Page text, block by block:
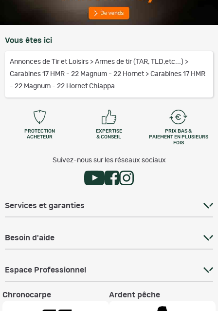
Vous êtes ici
Annonces de Tir et Loisirs > Armes de tir (TAR, TLD,etc...) >
Carabines 17 HMR - 22 Magnum - 22 Hornet > Carabines 17 HMR
- 22 Magnum - 22 Hornet Chiappa
PROTECTION
ACHETEUR
EXPERTISE
& CONSEIL
PRIX BAS &
PAIEMENT EN PLUSIEURS
FOIS
Suivez-nous sur les réseaux sociaux
Services et garanties
Besoin d'aide
Espace Professionnel
Chronocarpe Ardent pêche